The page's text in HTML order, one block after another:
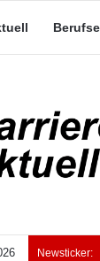
Newsticker: